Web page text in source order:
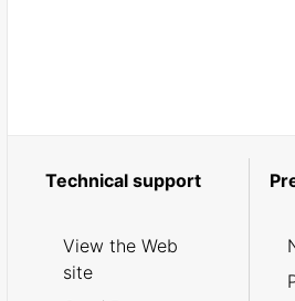
Technical support
View the Web
site